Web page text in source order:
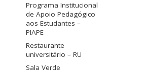
Programa Institucional
de Apoio Pedagógico
aos Estudantes –
PIAPE
Restaurante
universitário – RU
Sala Verde